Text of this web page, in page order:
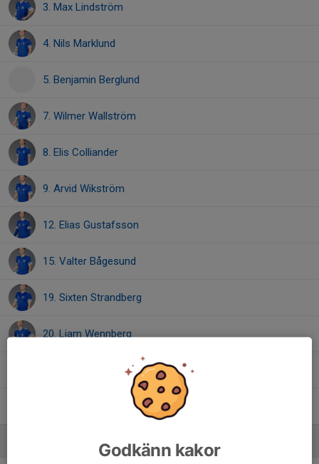
3. Max Lindström
4. Nils Marklund
5. Benjamin Berglund
7. Wilmer Wallström
8. Elis Colliander
9. Arvid Wikström
12. Elias Gustafsson
15. Valter Bågesund
19. Sixten Strandberg
20. Liam Wennberg
22. Jonas Nordswahn
Godkänn kakor